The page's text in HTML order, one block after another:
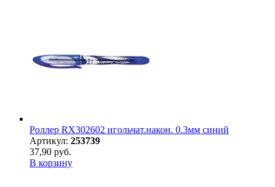
Роллер RX302602 игольчат.након. 0.3мм синий
Артикул: 253739
37,90 руб.
В корзину